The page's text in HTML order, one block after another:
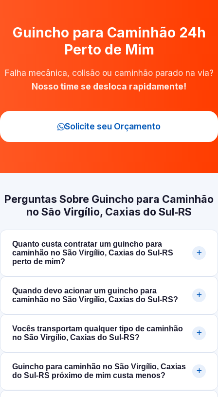
Guincho para Caminhão 24h
Perto de Mim
Falha mecânica, colisão ou caminhão parado na via?
Nosso time se desloca rapidamente!
Solicite seu Orçamento
Perguntas Sobre Guincho para Caminhão
no São Virgílio, Caxias do Sul‑RS
Quanto custa contratar um guincho para
caminhão no São Virgílio, Caxias do Sul‑RS
perto de mim?
Quando devo acionar um guincho para
caminhão no São Virgílio, Caxias do Sul‑RS?
Vocês transportam qualquer tipo de caminhão
no São Virgílio, Caxias do Sul‑RS?
Guincho para caminhão no São Virgílio, Caxias
do Sul‑RS próximo de mim custa menos?